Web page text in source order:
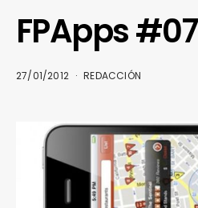
FPApps #07
27/01/2012 REDACCIÓN